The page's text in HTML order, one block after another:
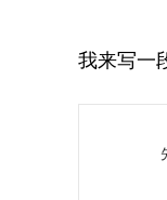
我来写一